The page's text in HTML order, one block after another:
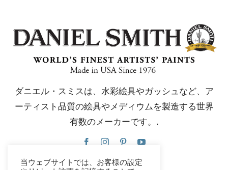
ダニエル・スミスは、水彩絵具やガッシュなど、ア
ーティスト品質の絵具やメディウムを製造する世界
有数のメーカーです。.
当ウェブサイトでは、お客様の設定